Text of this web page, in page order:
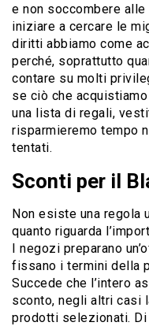
e non soccombere
iniziare a cercare le
diritti abbiamo come
perché, soprattutto
contare su molti
se ciò che
una lista di regali,
risparmieremo tempo
tentati.
Sconti per il
Non esiste una regola
quanto riguarda
I negozi preparano
fissano i termini della
Succede che l’intero
sconto, negli altri casi
prodotti selezionati.